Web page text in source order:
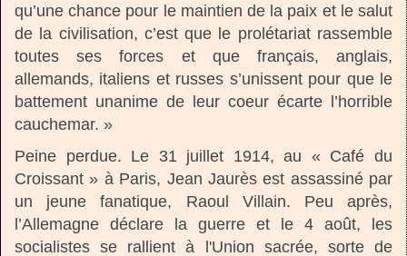
qu’une chance pour le maintien de la paix et le salut
de la civilisation, c’est que le prolétariat rassemble
toutes ses forces et que français, anglais,
allemands, italiens et russes s’unissent pour que le
battement unanime de leur coeur écarte l’horrible
cauchemar. »
Peine perdue. Le 31 juillet 1914, au « Café du
Croissant » à Paris, Jean Jaurès est assassiné par
un jeune fanatique, Raoul Villain. Peu après,
l’Allemagne déclare la guerre et le 4 août, les
socialistes se rallient à l'Union sacrée, sorte de